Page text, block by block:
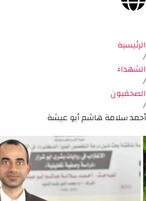
الرئيسية
/
الشهداء
/
الصحفيون
/
أحمد سلامة هاشم أبو عيشة